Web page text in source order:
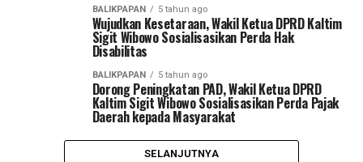
BALIKPAPAN 5 tahun ago
Wujudkan Kesetaraan, Wakil Ketua DPRD Kaltim
Sigit Wibowo Sosialisasikan Perda Hak
Disabilitas
BALIKPAPAN 5 tahun ago
Dorong Peningkatan PAD, Wakil Ketua DPRD
Kaltim Sigit Wibowo Sosialisasikan Perda Pajak
Daerah kepada Masyarakat
SELANJUTNYA